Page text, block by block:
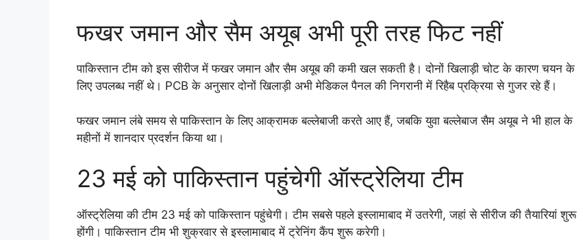
फखर जमान और सैम अयूब अभी पूरी तरह फिट नहीं
पाकिस्तान टीम को इस सीरीज में फखर जमान और सैम अयूब की कमी खल सकती है। दोनों खिलाड़ी चोट के कारण चयन के
लिए उपलब्ध नहीं थे। PCB के अनुसार दोनों खिलाड़ी अभी मेडिकल पैनल की निगरानी में रिहैब प्रक्रिया से गुजर रहे हैं।
फखर जमान लंबे समय से पाकिस्तान के लिए आक्रामक बल्लेबाजी करते आए हैं, जबकि युवा बल्लेबाज सैम अयूब ने भी हाल के
महीनों में शानदार प्रदर्शन किया था।
23 मई को पाकिस्तान पहुंचेगी ऑस्ट्रेलिया टीम
ऑस्ट्रेलिया की टीम 23 मई को पाकिस्तान पहुंचेगी। टीम सबसे पहले इस्लामाबाद में उतरेगी, जहां से सीरीज की तैयारियां शुरू
होंगी। पाकिस्तान टीम भी शुक्रवार से इस्लामाबाद में ट्रेनिंग कैंप शुरू करेगी।